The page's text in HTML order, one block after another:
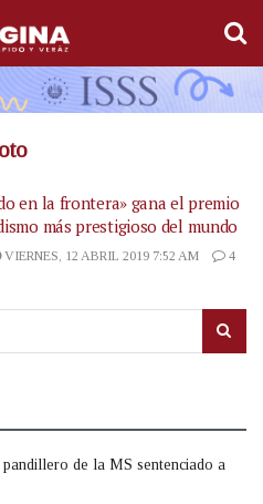
en la frontera» gana el premio
más prestigioso del mundo
VIERNES, 12 ABRIL 2019 7:52 AM 4
de la MS sentenciado a